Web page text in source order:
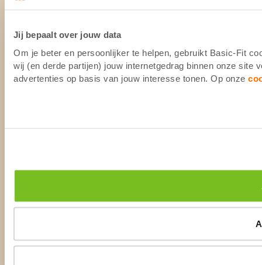
Jij bepaalt over jouw data
Om je beter en persoonlijker te helpen, gebruikt Basic-Fit
wij (en derde partijen) jouw internetgedrag binnen onze site
advertenties op basis van jouw interesse tonen. Op onze